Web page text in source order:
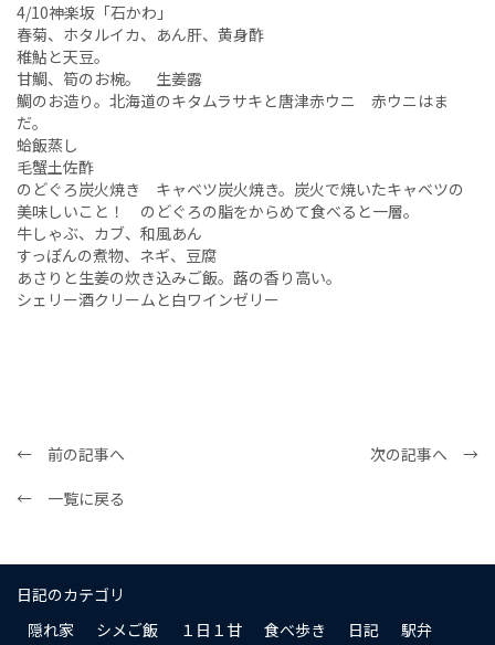
4/10神楽坂「石かわ」
春菊、ホタルイカ、あん肝、黄身酢
稚鮎と天豆。
甘鯛、筍のお椀。 生姜露
鯛のお造り。北海道のキタムラサキと唐津赤ウニ 赤ウニはま
だ。
蛤飯蒸し
毛蟹土佐酢
のどぐろ炭火焼き キャベツ炭火焼き。炭火で焼いたキャベツの
美味しいこと！ のどぐろの脂をからめて食べると一層。
牛しゃぶ、カブ、和風あん
すっぽんの煮物、ネギ、豆腐
あさりと生姜の炊き込みご飯。蕗の香り高い。
シェリー酒クリームと白ワインゼリー
← 前の記事へ
次の記事へ →
← 一覧に戻る
日記のカテゴリ
隠れ家
シメご飯 １日１甘 食べ歩き 日記 駅弁